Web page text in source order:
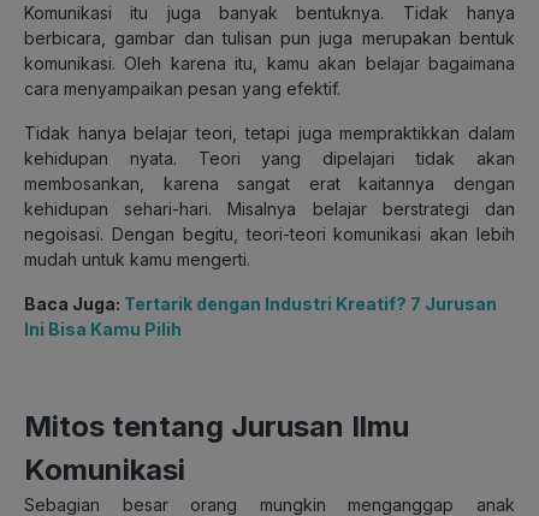
Komunikasi itu juga banyak bentuknya. Tidak hanya
berbicara, gambar dan tulisan pun juga merupakan bentuk
komunikasi. Oleh karena itu, kamu akan belajar bagaimana
cara menyampaikan pesan yang efektif.
Tidak hanya belajar teori, tetapi juga mempraktikkan dalam
kehidupan nyata. Teori yang dipelajari tidak akan
membosankan, karena sangat erat kaitannya dengan
kehidupan sehari-hari. Misalnya belajar berstrategi dan
negoisasi. Dengan begitu, teori-teori komunikasi akan lebih
mudah untuk kamu mengerti.
Baca Juga: Tertarik dengan Industri Kreatif? 7 Jurusan
Ini Bisa Kamu Pilih
Mitos tentang Jurusan Ilmu
Komunikasi
Sebagian besar orang mungkin menganggap anak